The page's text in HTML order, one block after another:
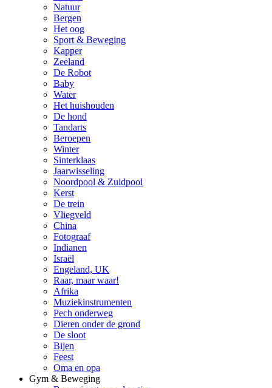
Natuur
Bergen
Het oog
Sport & Beweging
Kapper
Zeeland
De Robot
Baby
Water
Het huishouden
De hond
Tandarts
Beroepen
Winter
Sinterklaas
Jaarwisseling
Noordpool & Zuidpool
Kerst
De trein
Vliegveld
China
Fotograaf
Indianen
Israël
Engeland, UK
Raar, maar waar!
Afrika
Muziekinstrumenten
Pech onderweg
Dieren onder de grond
De sloot
Bijen
Feest
Oma en opa
Gym & Beweging